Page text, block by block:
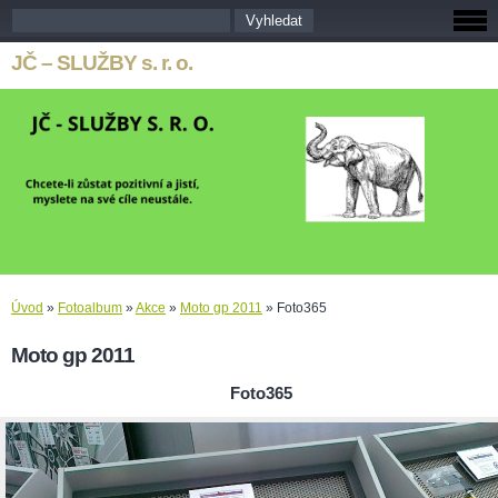
JČ – SLUŽBY s. r. o.
Úvod » Fotoalbum »Akce » Moto gp 2011 » Foto365
Moto gp 2011
Foto365